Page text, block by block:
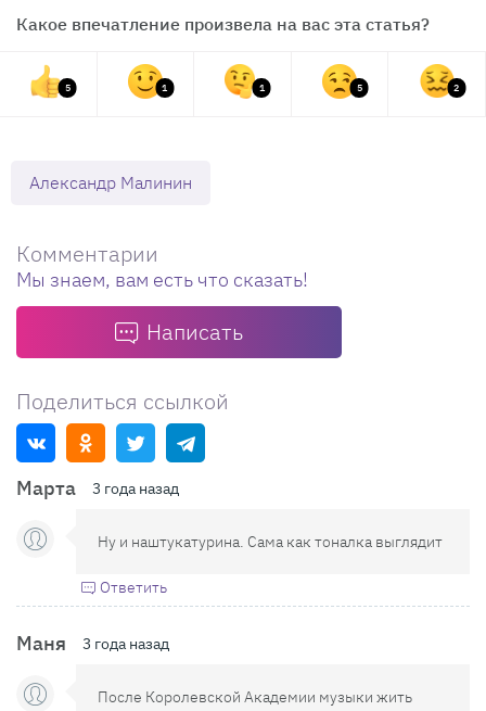
Какое впечатление произвела на вас эта статья?
5 1 1 5 2
Александр Малинин
Комментарии
Мы знаем, вам есть что сказать!
Написать
Поделиться ссылкой
Марта 3 года назад
Ну и наштукатурина. Сама как тоналка выглядит
Ответить
Маня 3 года назад
После Королевской Академии музыки жить